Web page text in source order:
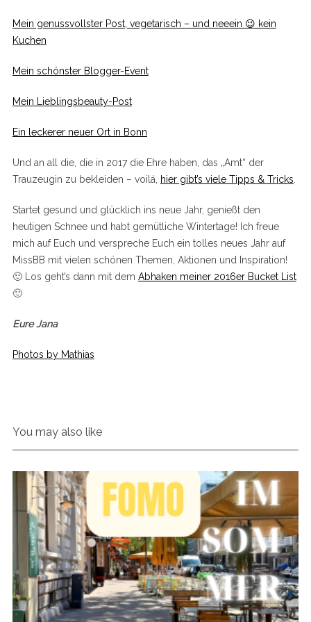
Mein genussvollster Post, vegetarisch – und neeein 😉 kein
Kuchen
Mein schönster Blogger-Event
Mein Lieblingsbeauty-Post
Ein leckerer neuer Ort in Bonn
Und an all die, die in 2017 die Ehre haben, das „Amt“ der
Trauzeugin zu bekleiden – voilá,
hier gibt’s viele Tipps & Tricks
Startet gesund und glücklich ins neue Jahr, genießt den
heutigen Schnee und habt gemütliche Wintertage! Ich freue
mich auf Euch und verspreche Euch ein tolles neues Jahr auf
MissBB mit vielen schönen Themen, Aktionen und Inspiration!
🙂 Los geht’s dann mit dem Abhaken meiner 2016er Bucket List
🙂
Eure Jana
Photos by Mathias
You may also like